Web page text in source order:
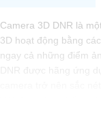
Camera 3D DNR là
3D hoạt động bằng
ngay cả những điểm
được hình ảnh chất
yếu hoặc độ nhiễu